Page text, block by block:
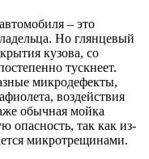
– это
Но глянцевый
кузова, со
тускнеет.
микродефекты,
воздействия
обычная мойка
опасность, так как из-
микротрещинами.